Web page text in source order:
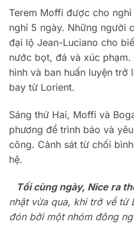
Terem Moffi được cho
nghỉ 5 ngày. Những người
đại lộ Jean-Luciano cho
nước bọt, đá và xúc
hình và ban huấn luyện trở
bay từ Lorient.
Sáng thứ Hai, Moffi và
phương để trình báo và
công. Cảnh sát từ chối
hệ.
Tối cùng ngày, Nice ra
nhật vừa qua, khi trở về từ
đón bởi một nhóm đông